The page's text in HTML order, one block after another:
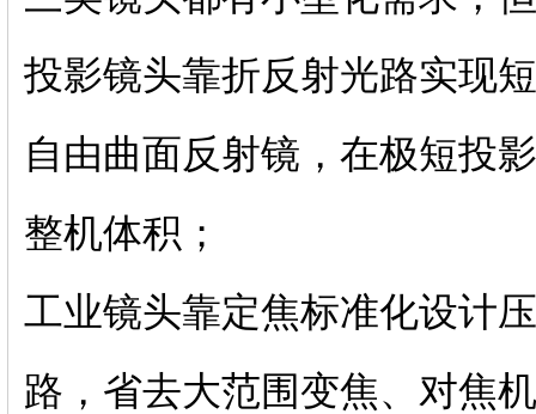
投影镜头靠折反射光路实现
自由曲面反射镜，在极短投
整机体积；
工业镜头靠定焦标准化设计
路，省去大范围变焦、对焦